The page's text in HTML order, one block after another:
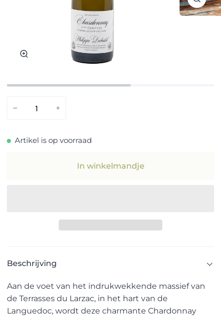
Zoom
− +
Artikel is op voorraad
In winkelmandje
Beschrijving
Aan de voet van het indrukwekkende massief van
de Terrasses du Larzac, in het hart van de
Languedoc, wordt deze charmante Chardonnay